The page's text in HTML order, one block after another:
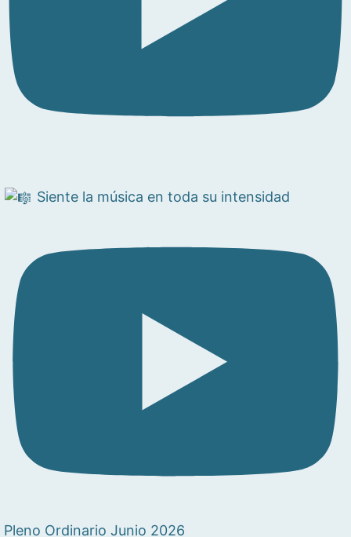
Siente la música en toda su intensidad
Pleno Ordinario Junio 2026